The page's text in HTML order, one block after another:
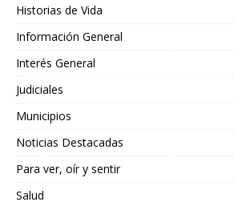
Historias de Vida
Información General
Interés General
Judiciales
Municipios
Noticias Destacadas
Para ver, oír y sentir
Salud